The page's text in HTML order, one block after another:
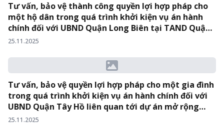
Tư vấn, bảo vệ thành công quyền lợi hợp pháp cho
một hộ dân trong quá trình khởi kiện vụ án hành
chính đối với UBND Quận Long Biên tại TAND Quận
Long Biên.
25.11.2025
Tư vấn, bảo vệ quyền lợi hợp pháp cho một gia đình
trong quá trình khởi kiện vụ án hành chính đối với
UBND Quận Tây Hồ liên quan tới dự án mở rộng
Đường Văn Cao – Hồ Tây tại TAND Quận Tây Hồ.
25.11.2025